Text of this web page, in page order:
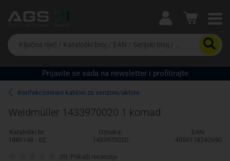
Ova postavka prilagođava asortiman proizvoda i
cijene vašim potrebama.
Da
biste
potražili
proizvod,
unesite
ključnu
riječ,
kataloški
broj,
EAN
ili
Prijavite se sada na newsletter i profitirajte
Konfekcionirani kablovi za senzore/aktore
Weidmüller 1433970020 1 komad
Kataloški br:
1889148 - 62
Oznaka:
1433970020
EAN:
4050118242690
(0) Prikaži recenzije